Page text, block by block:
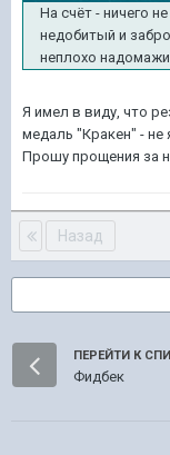
На счёт - ничего
недобитый и
неплохо
Я имел в виду, что
медаль "Кракен" -
Прошу прощения за
Назад
ПЕРЕЙТИ К
Фидбек